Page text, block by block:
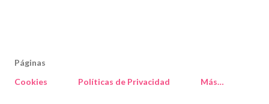
Páginas
Cookies
Políticas de Privacidad Más…